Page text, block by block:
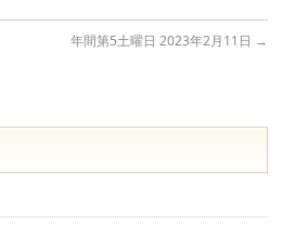
年間第5土曜日 2023年2月11日 →